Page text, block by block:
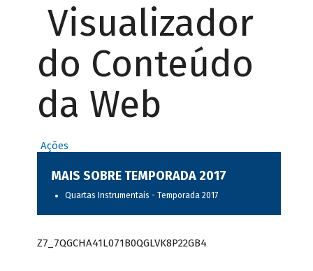
Visualizador
do Conteúdo
da Web
Ações
MAIS SOBRE TEMPORADA 2017
Quartas Instrumentais - Temporada 2017
Z7_7QGCHA41L071B0QGLVK8P22GB4